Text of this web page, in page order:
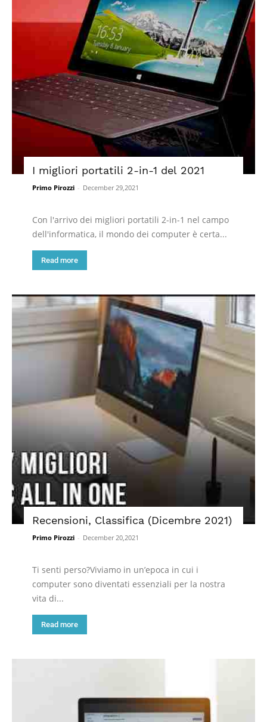
I migliori portatili 2-in-1 del 2021
Primo Pirozzi - December 29,2021
Con l'arrivo dei migliori portatili 2-in-1 nel campo
dell'informatica, il mondo dei computer è certa...
Read more
Recensioni, Classifica (Dicembre 2021)
Primo Pirozzi - December 20,2021
Ti senti perso?Viviamo in un’epoca in cui i
computer sono diventati essenziali per la nostra
vita di...
Read more